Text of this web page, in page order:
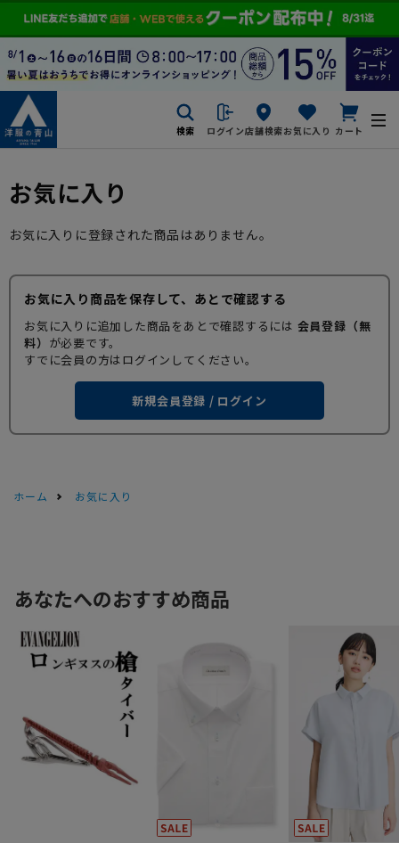
検索 ログイン店舗検索お気に入り カート
お気に入り
お気に入りに登録された商品はありません。
お気に入り商品を保存して、あとで確認する
お気に入りに追加した商品をあとで確認するには 会員登録（無
料） が必要です。
すでに会員の方はログインしてください。
新規会員登録 / ログイン
ホーム お気に入り